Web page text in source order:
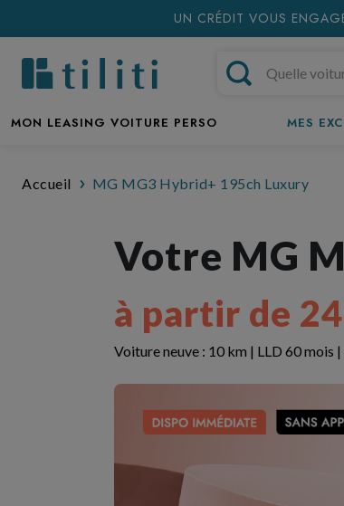
UN CRÉDIT VOUS
MON LEASING VOITURE PERSO MES
Accueil MG MG3 Hybrid+ 195ch Luxury
Votre MG
à partir de
Voiture neuve : 10 km | LLD 60 mois